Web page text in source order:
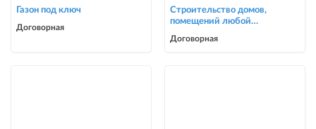
Газон под ключ
Договорная
Строительство домов,
помещений любой
Договорная